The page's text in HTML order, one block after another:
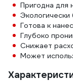
Пригодна для
Экологически
Готова к
Глубоко
Снижает
Может